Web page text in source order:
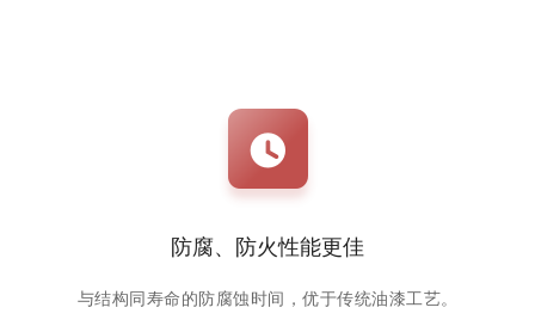
防腐、防火性能更佳
与结构同寿命的防腐蚀时间，优于传统油漆工艺。